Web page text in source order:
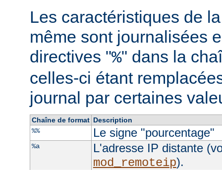
Les caractéristiques de
même sont journalisées
directives "%" dans la
celles-ci étant
journal par certaines
Chaîne de format Description
%%
Le signe "pourcentage"
%a
L'adresse IP distante
mod_remoteip).